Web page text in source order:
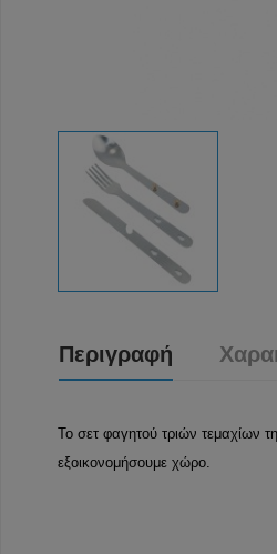
Περιγραφή
Το σετ φαγητού τριών τεμαχίων
εξοικονομήσουμε χώρο.